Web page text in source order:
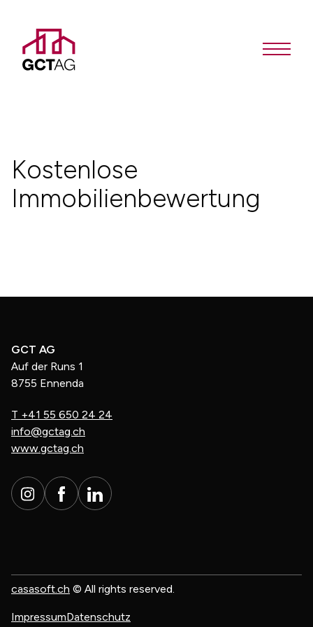
Kostenlose
Immobilienbewertung
GCT AG
Auf der Runs 1
8755 Ennenda
T +41 55 650 24 24
info@gctag.ch
www.gctag.ch
casasoft.ch © All rights reserved.
ImpressumDatenschutz